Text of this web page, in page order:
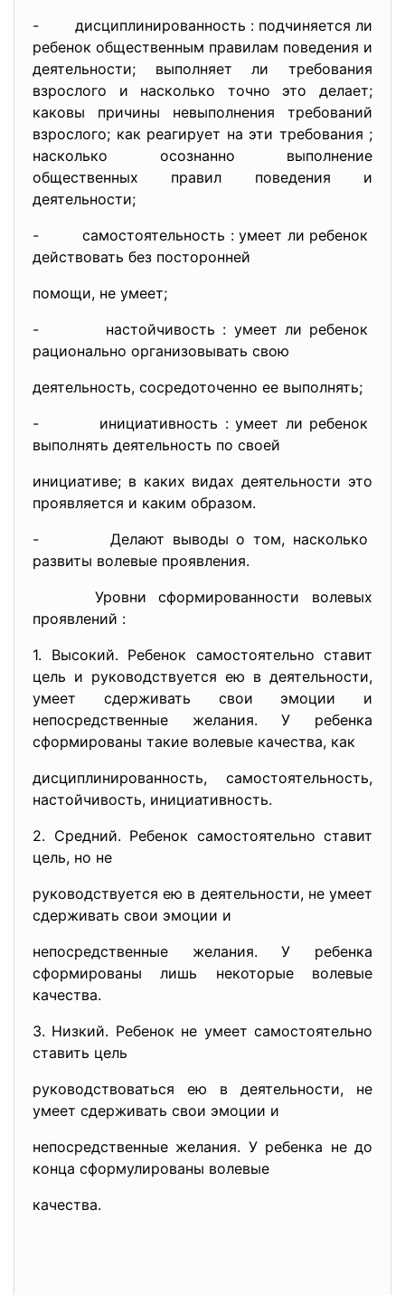
- дисциплинированность : подчиняется ли
ребенок общественным правилам поведения и
деятельности; выполняет ли требования
взрослого и насколько точно это делает;
каковы причины невыполнения требований
взрослого; как реагирует на эти требования ;
насколько осознанно выполнение
общественных правил поведения и
деятельности;
- самостоятельность : умеет ли ребенок
действовать без посторонней
помощи, не умеет;
- настойчивость : умеет ли ребенок
рационально организовывать свою
деятельность, сосредоточенно ее выполнять;
- инициативность : умеет ли ребенок
выполнять деятельность по своей
инициативе; в каких видах деятельности это
проявляется и каким образом.
- Делают выводы о том, насколько
развиты волевые проявления.
Уровни сформированности волевых
проявлений :
1. Высокий. Ребенок самостоятельно ставит
цель и руководствуется ею в деятельности,
умеет сдерживать свои эмоции и
непосредственные желания. У ребенка
сформированы такие волевые качества, как
дисциплинированность, самостоятельность,
настойчивость, инициативность.
2. Средний. Ребенок самостоятельно ставит
цель, но не
руководствуется ею в деятельности, не умеет
сдерживать свои эмоции и
непосредственные желания. У ребенка
сформированы лишь некоторые волевые
качества.
3. Низкий. Ребенок не умеет самостоятельно
ставить цель
руководствоваться ею в деятельности, не
умеет сдерживать свои эмоции и
непосредственные желания. У ребенка не до
конца сформулированы волевые
качества.